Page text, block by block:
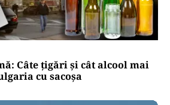
Câte țigări și cât alcool mai
cu sacoșa